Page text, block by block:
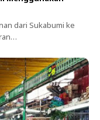
dari Sukabumi ke